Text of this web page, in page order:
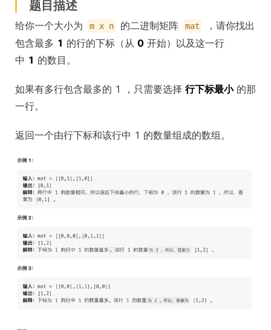
题目描述
给你一个大小为 m x n 的二进制矩阵 mat
，请你找出
包含最多 1 的行的下标（从 0 开始）以及这一行
中 1 的数目。
如果有多行包含最多的 1 ，只需要选择 行下标最小的那
一行。
返回一个由行下标和该行中 1 的数量组成的数组。